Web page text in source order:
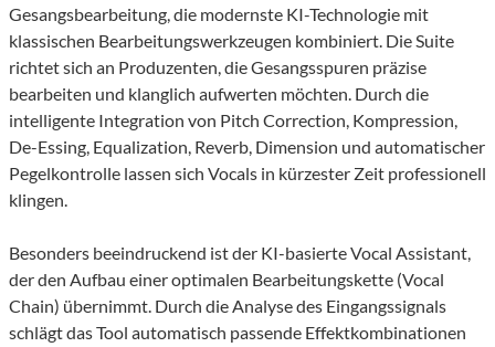
Gesangsbearbeitung, die modernste KI-Technologie mit
klassischen Bearbeitungswerkzeugen kombiniert. Die Suite
richtet sich an Produzenten, die Gesangsspuren präzise
bearbeiten und klanglich aufwerten möchten. Durch die
intelligente Integration von Pitch Correction, Kompression,
De-Essing, Equalization, Reverb, Dimension und automatischer
Pegelkontrolle lassen sich Vocals in kürzester Zeit professionell
klingen.
Besonders beeindruckend ist der KI-basierte Vocal Assistant,
der den Aufbau einer optimalen Bearbeitungskette (Vocal
Chain) übernimmt. Durch die Analyse des Eingangssignals
schlägt das Tool automatisch passende Effektkombinationen